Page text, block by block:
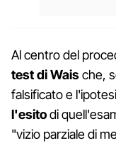
Al centro del
test di Waische,
falsificato e
l'esitodi
"vizio parziale di